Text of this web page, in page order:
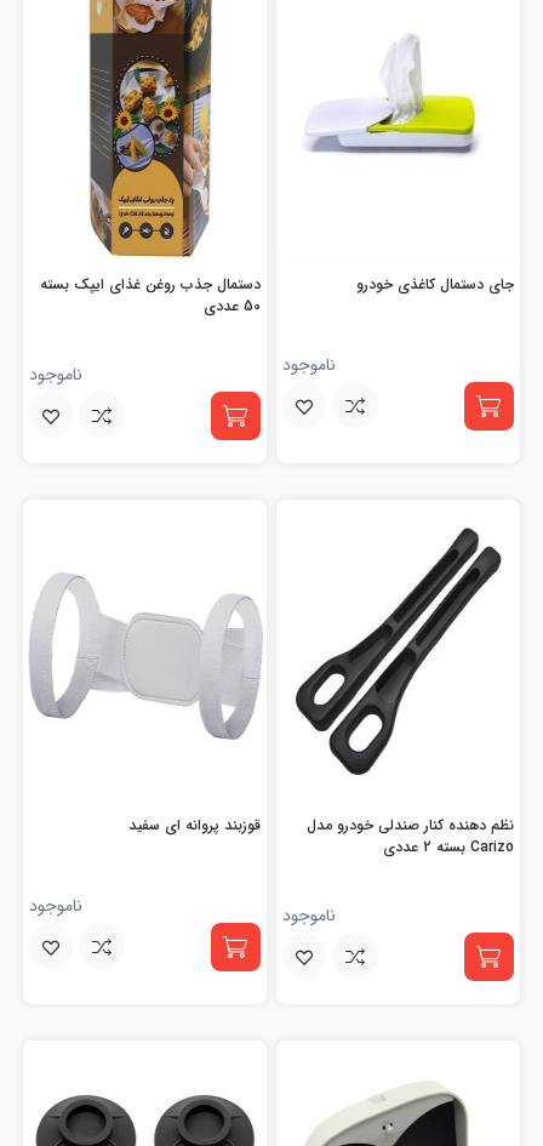
جای دستمال کاغذی خودرو
ناموجود
دستمال جذب روغن غذای ایپک بسته
50 عددی
ناموجود
نظم دهنده کنار صندلی خودرو مدل
Carizo بسته 2 عددی
ناموجود
قوزبند پروانه ای سفید
ناموجود